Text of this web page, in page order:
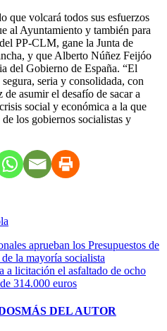
que volcará todos sus esfuerzos
al Ayuntamiento y también para
PP-CLM, gane la Junta de
y que Alberto Núñez Feijóo
del Gobierno de España. “El
seria y consolidada, con
asumir el desafío de sacar a
social y económica a la que
los gobiernos socialistas y
aprueban los Presupuestos de
la mayoría socialista
a licitación el asfaltado de ocho
314.000 euros
MÁS DEL AUTOR